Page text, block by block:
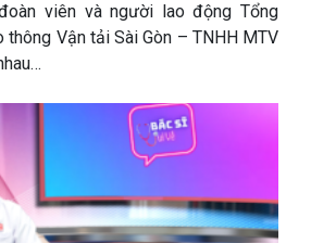
viên và người lao động Tổng
thông Vận tải Sài Gòn – TNHH MTV